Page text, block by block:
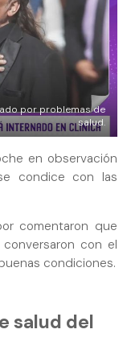
por problemas de
salud.
en observación
condice con las
comentaron que
con el
condiciones.
salud del